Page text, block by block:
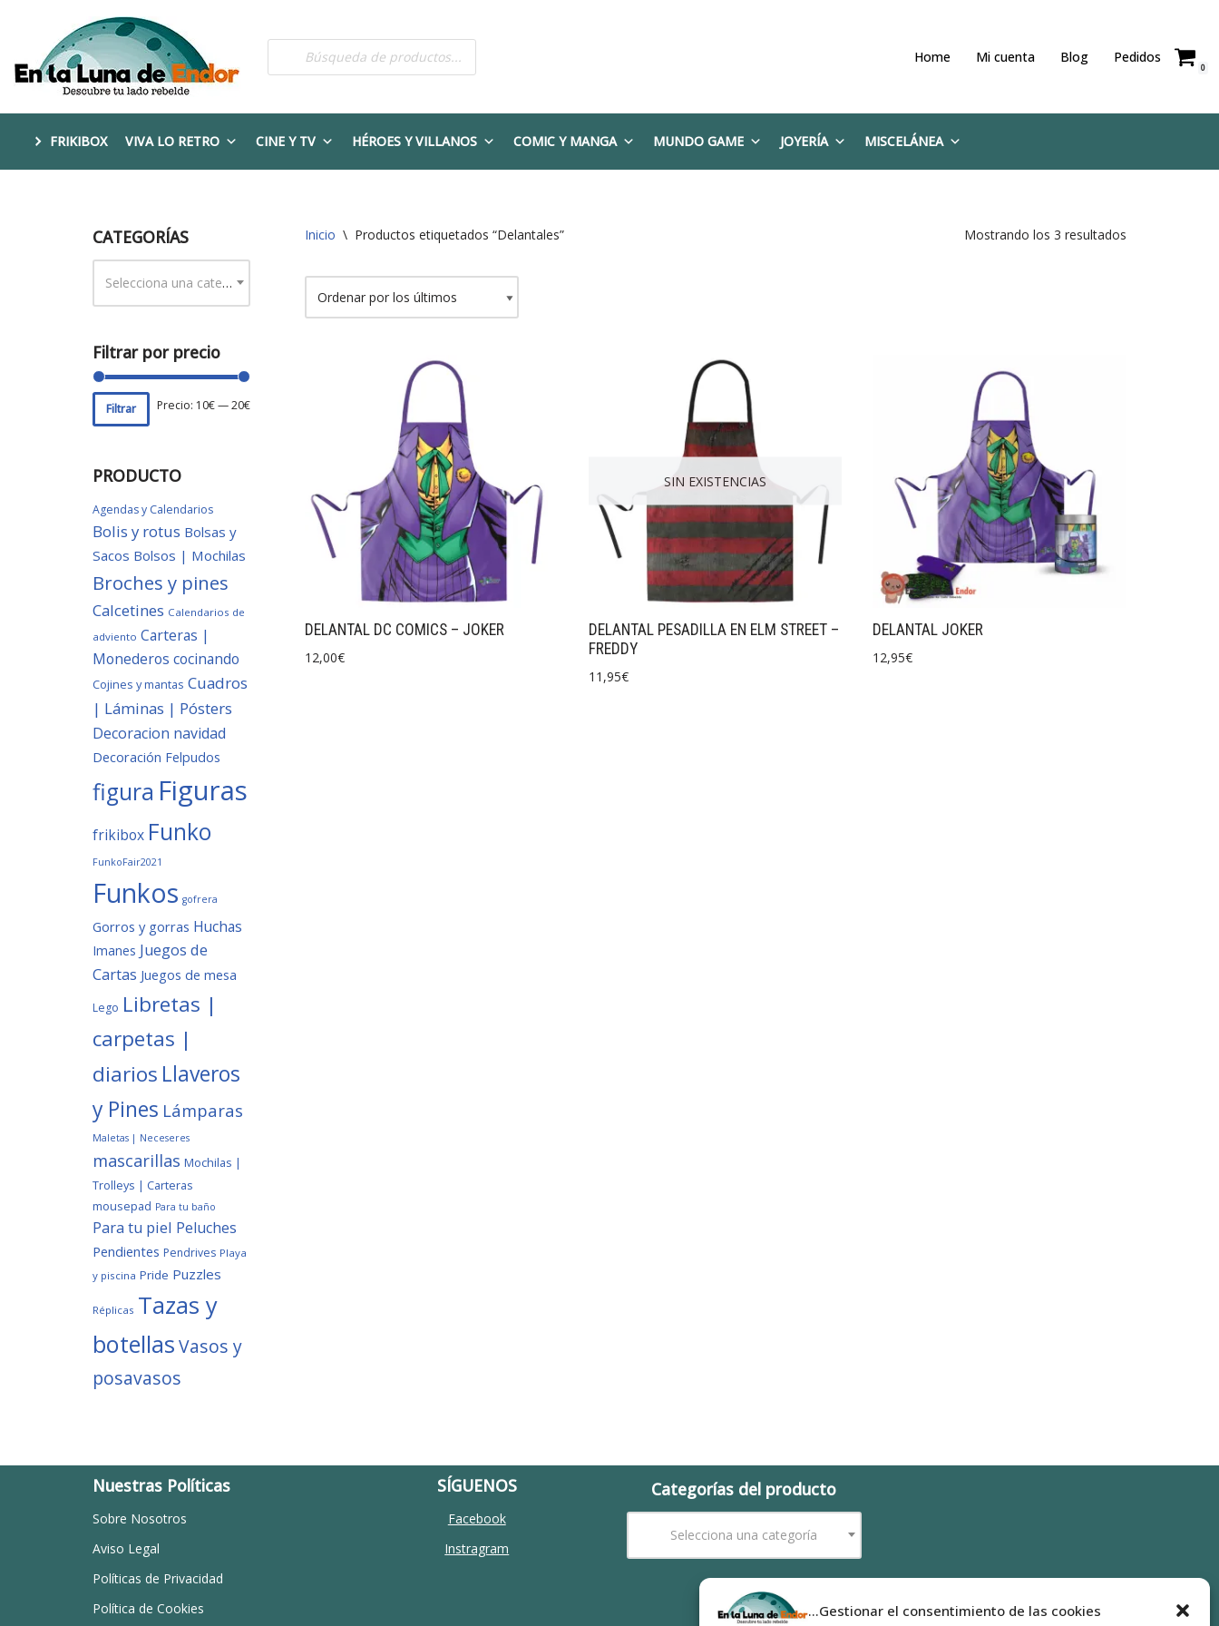
...Gestionar el consentimiento de las cookies
al
contenido
Home Mi cuenta Blog Pedidos
0
FRIKIBOX VIVA LO RETRO CINE Y TV HÉROES Y VILLANOS COMIC Y MANGA MUNDO GAME JOYERÍA MISCELÁNEA
CATEGORÍAS
Selecciona una categoría
Filtrar por precio
Filtrar Precio: 10€—20€
PRODUCTO
Agendas y Calendarios
Bolis y rotus Bolsas y
Sacos Bolsos | Mochilas
Broches y pines
Calcetines Calendarios de
adviento Carteras |
Monederos cocinando
Cojines y mantas Cuadros
| Láminas | Pósters
Decoracion navidad
Decoración Felpudos
figura Figuras
frikibox Funko
FunkoFair2021
Funkos gofrera
Gorros y gorras Huchas
Imanes Juegos de
Cartas Juegos de mesa
Lego Libretas |
carpetas |
diarios Llaveros
y Pines Lámparas
Maletas | Neceseres
mascarillas Mochilas |
Trolleys | Carteras
mousepad Para tu baño
Para tu piel Peluches
Pendientes Pendrives Playa
y piscina Pride Puzzles
Réplicas Tazas y
botellasVasos y
posavasos
Inicio \ Productos etiquetados “Delantales” Mostrando los 3 resultados
DELANTAL DC COMICS – JOKER
12,00€
SIN EXISTENCIAS
DELANTAL PESADILLA EN ELM STREET –
FREDDY
11,95€
DELANTAL JOKER
12,95€
Nuestras Políticas
Sobre Nosotros
Aviso Legal
Políticas de Privacidad
Política de Cookies
SÍGUENOS
Facebook
Instragram
Categorías del producto
Selecciona una categoría
Búscalo